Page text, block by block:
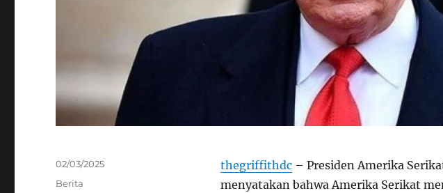
thegriffithdc– Presiden Amerika
menyatakan bahwa Amerika Serikat
Posted
on
02/03/2025
Categories
Berita